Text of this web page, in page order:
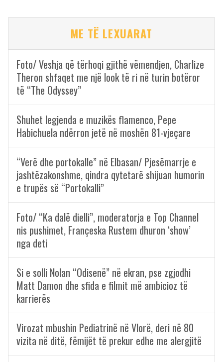
ME TË LEXUARAT
Foto/ Veshja që tërhoqi gjithë vëmendjen, Charlize
Theron shfaqet me një look të ri në turin botëror
të “The Odyssey”
Shuhet legjenda e muzikës flamenco, Pepe
Habichuela ndërron jetë në moshën 81-vjeçare
“Verë dhe portokalle” në Elbasan/ Pjesëmarrje e
jashtëzakonshme, qindra qytetarë shijuan humorin
e trupës së “Portokalli”
Foto/ “Ka dalë dielli”, moderatorja e Top Channel
nis pushimet, Françeska Rustem dhuron ‘show’
nga deti
Si e solli Nolan “Odisenë” në ekran, pse zgjodhi
Matt Damon dhe sfida e filmit më ambicioz të
karrierës
Virozat mbushin Pediatrinë në Vlorë, deri në 80
vizita në ditë, fëmijët të prekur edhe me alergjitë